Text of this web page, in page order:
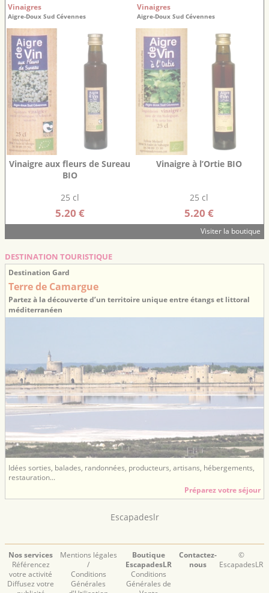
Vinaigres
Aigre-Doux Sud Cévennes
Vinaigre aux fleurs de Sureau
BIO
25 cl
5.20 €
Vinaigres
Aigre-Doux Sud Cévennes
Vinaigre à l’Ortie BIO
25 cl
5.20 €
Visiter la boutique
DESTINATION TOURISTIQUE
Destination Gard
Terre de Camargue
Partez à la découverte d’un territoire unique entre étangs et littoral
méditerranéen
Idées sorties, balades, randonnées, producteurs, artisans, hébergements,
restauration...
Préparez votre séjour
Escapadeslr
Nos services
Référencez
votre activité
Diffusez votre
Mentions légales
/
Conditions
Générales
Boutique
EscapadesLR
Conditions
Générales de
Contactez-
nous
©
EscapadesLR